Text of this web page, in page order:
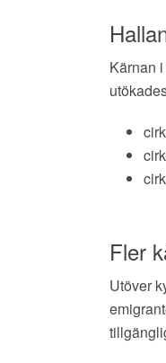
Kärnan
Fler
Utöver